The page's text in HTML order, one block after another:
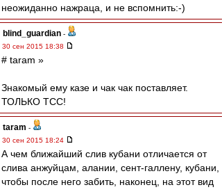
неожиданно нажраца, и не вспомнить:-)
blind_guardian -
30 сен 2015 18:38
# taram »
Знакомый ему казе и чак чак поставляет.
ТОЛЬКО ТСС!
taram -
30 сен 2015 18:24
А чем ближайший слив кубани отличается от
слива анжуйцам, алании, сент-галлену, кубани,
чтобы после него забить, наконец, на этот вид